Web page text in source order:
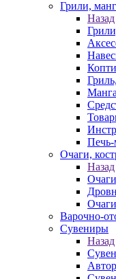
Грили,
Назад
Очаги,
Назад
Варочно-
Сувениры
Назад